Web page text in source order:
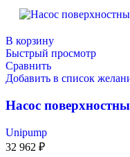
В корзину
Быстрый просмотр
Сравнить
Добавить в список
Насос
Unipump
32 962 ₽